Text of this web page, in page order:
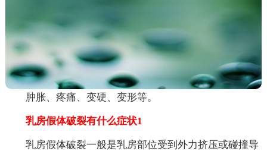
肿胀、疼痛、变硬、变形等。
乳房假体破裂有什么症状1
乳房假体破裂一般是乳房部位受到外力挤压或碰撞导